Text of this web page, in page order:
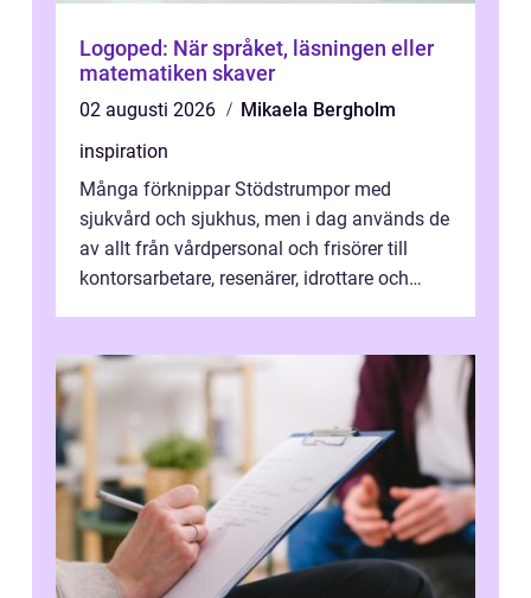
Logoped: När språket, läsningen eller
matematiken skaver
02 augusti 2026
Mikaela Bergholm
inspiration
Många förknippar Stödstrumpor med
sjukvård och sjukhus, men i dag används de
av allt från vårdpersonal och frisörer till
kontorsarbetare, resenärer, idrottare och